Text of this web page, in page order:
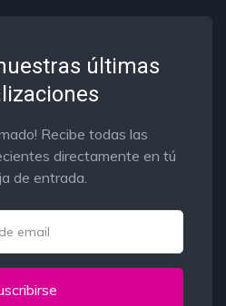
últimas
Recibe todas las
directamente en tú
de entrada.